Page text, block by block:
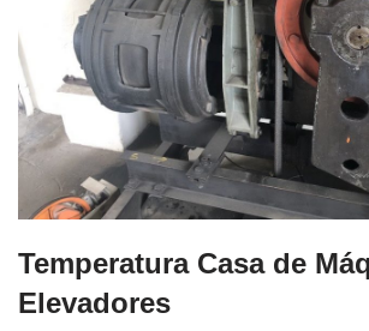
Temperatura Casa de
Elevadores